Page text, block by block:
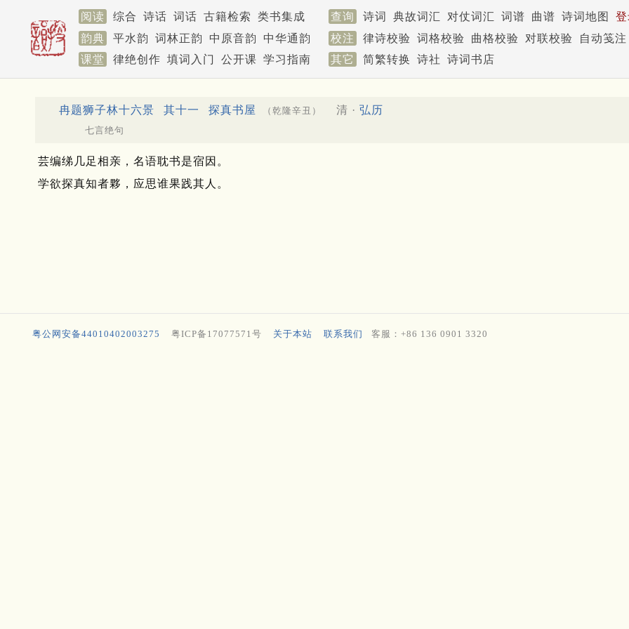
阅读 综合 诗话 词话 古籍检索 类书集成 查询 诗词 典故词汇 对仗词汇 词谱 曲谱 诗词地图
韵典
平水韵 词林正韵 中原音韵 中华通韵 校注 律诗校验 词格校验 曲格校验 对联校验
自动笺注
课堂
律绝创作 填词入门 公开课 学习指南 其它 简繁转换 诗社 诗词书店
冉题狮子林十六景 其十一 探真书屋 （乾隆辛丑） 清 · 弘历
七言绝句
芸编绨几足相亲，名语耽书是宿因。
学欲探真知者夥，应思谁果践其人。
粤公网安备44010402003275 粤ICP备17077571号 关于本站 联系我们 客服：+86 136 0901 3320